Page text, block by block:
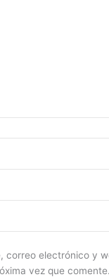
correo electrónico y
vez que comente.